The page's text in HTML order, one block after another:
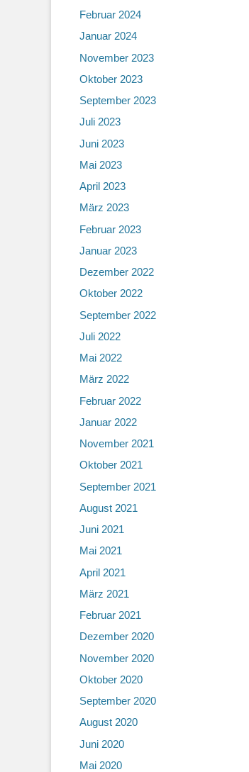
Februar 2024
Januar 2024
November 2023
Oktober 2023
September 2023
Juli 2023
Juni 2023
Mai 2023
April 2023
März 2023
Februar 2023
Januar 2023
Dezember 2022
Oktober 2022
September 2022
Juli 2022
Mai 2022
März 2022
Februar 2022
Januar 2022
November 2021
Oktober 2021
September 2021
August 2021
Juni 2021
Mai 2021
April 2021
März 2021
Februar 2021
Dezember 2020
November 2020
Oktober 2020
September 2020
August 2020
Juni 2020
Mai 2020